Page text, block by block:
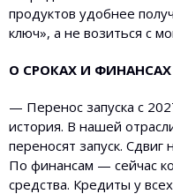
продуктов удобнее
ключ», а не возиться с
О СРОКАХ И ФИНАНСАХ
— Перенос запуска с
история. В нашей
переносят запуск. Сдвиг
По финансам — сейчас
средства. Кредиты у